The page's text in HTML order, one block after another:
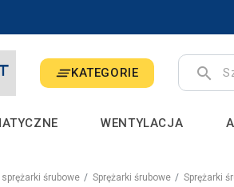
search
WENTYLACJA
KATEGORIE
śrubowe Sprężarki śrubowe Sprężarki